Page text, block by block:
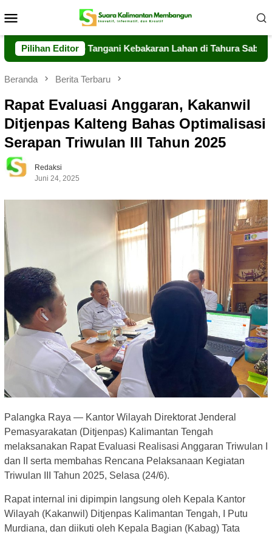
ke
Mobile
Pilihan Editor
Sigap Tangani Kebakaran Lahan di Tahura Sabaru
Beranda Berita Terbaru
Rapat Evaluasi Anggaran, Kakanwil
Ditjenpas Kalteng Bahas Optimalisasi
Serapan Triwulan III Tahun 2025
Redaksi
Juni 24, 2025
Palangka Raya — Kantor Wilayah Direktorat Jenderal
Pemasyarakatan (Ditjenpas) Kalimantan Tengah
melaksanakan Rapat Evaluasi Realisasi Anggaran Triwulan I
dan II serta membahas Rencana Pelaksanaan Kegiatan
Triwulan III Tahun 2025, Selasa (24/6).
Rapat internal ini dipimpin langsung oleh Kepala Kantor
Wilayah (Kakanwil) Ditjenpas Kalimantan Tengah, I Putu
Murdiana, dan diikuti oleh Kepala Bagian (Kabag) Tata